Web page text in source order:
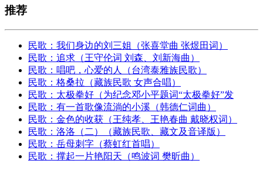
推荐
民歌：我们身边的刘三姐（张喜堂曲 张煜田词）
民歌：追求（王守伦词 刘森、刘新海曲）
民歌：唱吧，心爱的人（台湾泰雅族民歌）
民歌：格桑拉（藏族民歌 女声合唱）
民歌：太极拳好（为纪念邓小平题词“太极拳好”发
民歌：有一首歌像流淌的小溪（韩德仁词曲）
民歌：金色的收获（王纯孝、王艳春曲 戴晓权词）
民歌：洛洛（二）（藏族民歌、藏文及音译版）
民歌：岳母刺字（蔡虹红首唱）
民歌：撑起一片艳阳天（鸣波词 樊昕曲）